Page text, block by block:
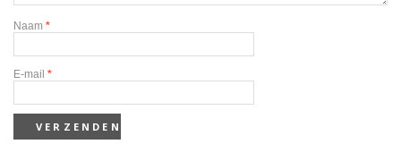
Naam *
E-mail *